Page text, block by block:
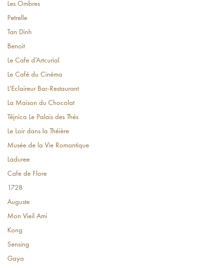
Les Ombres
Petrelle
Tan Dinh
Benoit
Le Cafe d’Artcurial
Le Café du Cinéma
L'Eclaireur Bar-Restaurant
La Maison du Chocolat
Tējnīca Le Palais des Thés
Le Loir dans la Théière
Musée de la Vie Romantique
Laduree
Cafe de Flore
1728
Auguste
Mon Vieil Ami
Kong
Sensing
Gaya